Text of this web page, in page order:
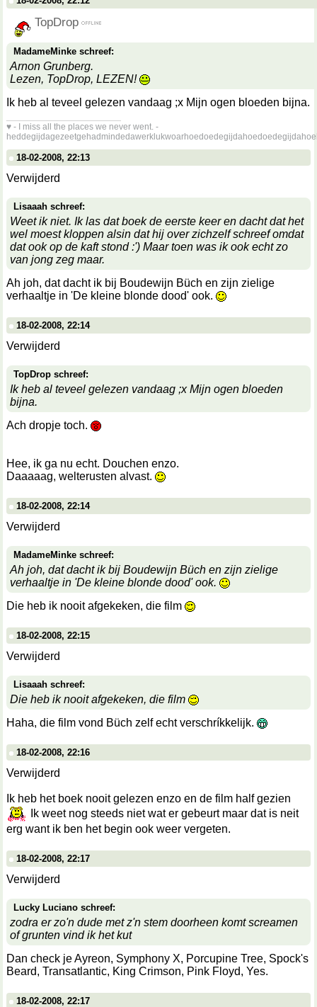
TopDrop
MadameMinke schreef:
Arnon Grunberg.
Lezen, TopDrop, LEZEN!
Ik heb al teveel gelezen vandaag ;x Mijn ogen bloeden bijna.
♥ - I miss all the places we never went. -
18-02-2008, 22:13
Verwijderd
Lisaaah schreef:
Weet ik niet. Ik las dat boek de eerste keer en dacht dat het
wel moest kloppen alsin dat hij over zichzelf schreef omdat
dat ook op de kaft stond :') Maar toen was ik ook echt zo
van jong zeg maar.
Ah joh, dat dacht ik bij Boudewijn Büch en zijn zielige
verhaaltje in 'De kleine blonde dood' ook.
18-02-2008, 22:14
Verwijderd
TopDrop schreef:
Ik heb al teveel gelezen vandaag ;x Mijn ogen bloeden
bijna.
Ach dropje toch.
Hee, ik ga nu echt. Douchen enzo.
Daaaaag, welterusten alvast.
18-02-2008, 22:14
Verwijderd
MadameMinke schreef:
Ah joh, dat dacht ik bij Boudewijn Büch en zijn zielige
verhaaltje in 'De kleine blonde dood' ook.
Die heb ik nooit afgekeken, die film
18-02-2008, 22:15
Verwijderd
Lisaaah schreef:
Die heb ik nooit afgekeken, die film
Haha, die film vond Büch zelf echt verschríkkelijk.
18-02-2008, 22:16
Verwijderd
Ik heb het boek nooit gelezen enzo en de film half gezien
Ik weet nog steeds niet wat er gebeurt maar dat is neit
erg want ik ben het begin ook weer vergeten.
18-02-2008, 22:17
Verwijderd
Lucky Luciano schreef:
zodra er zo'n dude met z'n stem doorheen komt screamen
of grunten vind ik het kut
Dan check je Ayreon, Symphony X, Porcupine Tree, Spock's
Beard, Transatlantic, King Crimson, Pink Floyd, Yes.
18-02-2008, 22:17